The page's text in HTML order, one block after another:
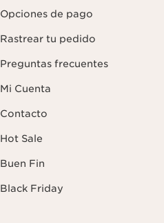
Opciones de pago
Rastrear tu pedido
Preguntas frecuentes
Mi Cuenta
Contacto
Hot Sale
Buen Fin
Black Friday